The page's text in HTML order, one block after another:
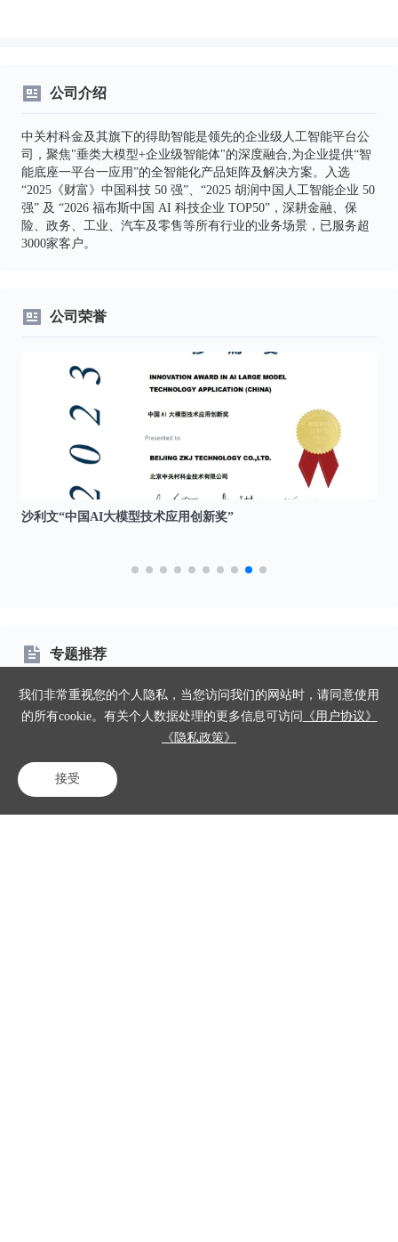
公司介绍
中关村科金及其旗下的得助智能是领先的企业级人工智能平台公
司，聚焦"垂类大模型+企业级智能体"的深度融合,为企业提供“智
能底座一平台一应用”的全智能化产品矩阵及解决方案。入选
“2025《财富》中国科技 50 强”、“2025 胡润中国人工智能企业 50
强” 及 “2026 福布斯中国 AI 科技企业 TOP50”，深耕金融、保
险、政务、工业、汽车及零售等所有行业的业务场景，已服务超
3000家客户。
公司荣誉
沙利文“中国AI大模型技术应用创新奖”
专题推荐
外呼系统软件多少钱 客服软件哪家口碑好 客服机器人
智能语音客服机器人
机器人自动外呼软件
我们非常重视您的个人隐私，当您访问我们的网站时，请同意使用
的所有cookie。有关个人数据处理的更多信息可访问 《用户协议》
《隐私政策》
接受
电话咨询